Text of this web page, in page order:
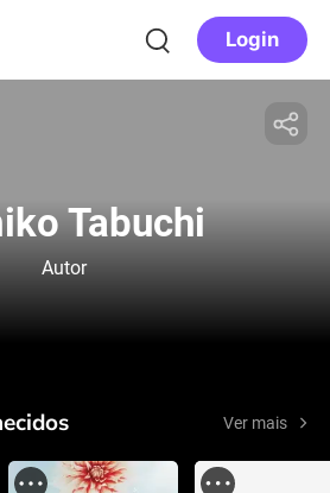
Login
Tabuchi
Autor
Ver mais